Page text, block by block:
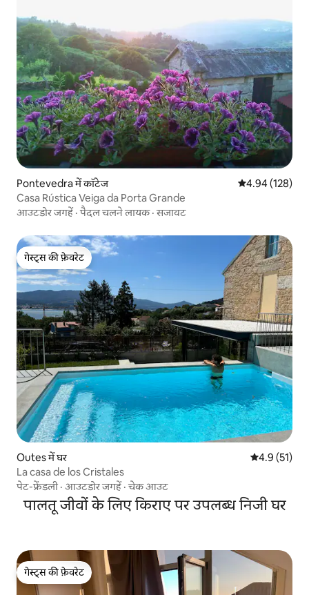
Pontevedra में कॉटेज औसत रेटिंग 5 में से
4.94 (128)
Casa Rústica Veiga da Porta Grande
आउटडोर जगहें ·पैदल चलने लायक·सजावट
गेस्ट्स की फ़ेवरेट
गेस्ट्स की फ़ेवरेट
Outes में घर औसत रेटिंग 5
4.9 (51)
La casa de los Cristales
पेट-फ्रेंडली · आउटडोर जगहें ·चेक आउट
पालतू जीवों के लिए किराए पर उपलब्ध निजी घर
गेस्ट्स की फ़ेवरेट
गेस्ट्स की फ़ेवरेट